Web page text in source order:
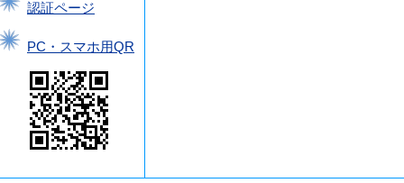
認証ページ
PC・スマホ用QR